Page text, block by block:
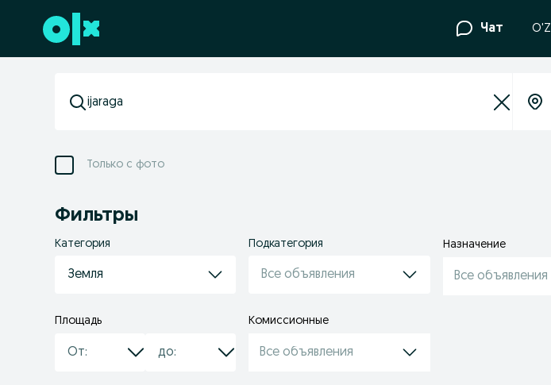
Перейти к нижнему колонтитулу Чат O'Z
Только с фото
Фильтры
Категория
Земля
Подкатегория
Все объявления
Назначение
Все объявления
Площадь Комиссионные
Все объявления